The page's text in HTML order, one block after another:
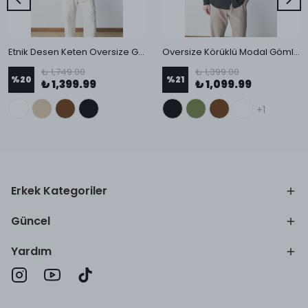
Etnik Desen Keten Oversize Gömlek
%20
₺ 1,749.00
₺ 1,399.99
Oversize Körüklü Modal Gömlek
%21
₺ 1,399.00
₺ 1,099.99
+1
Erkek Kategoriler
Güncel
Yardım